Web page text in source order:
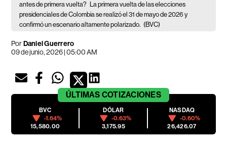
antes de primera vuelta? La primera vuelta de las elecciones
presidenciales de Colombia se realizó el 31 de mayo de 2026 y
confirmó un escenario altamente polarizado. (BVC)
PorDaniel Guerrero
09 de junio, 2026 | 05:00 AM
ÚLTIMAS COTIZACIONES
BVC
-1.64%
15,580.00
DÓLAR
-0.63%
3,175.95
NASDAQ
-0.60%
26,426.07